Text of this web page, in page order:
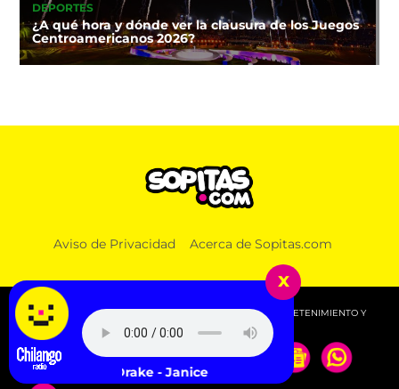
DEPORTES
¿A qué hora y dónde ver la clausura de los Juegos
Centroamericanos 2026?
Aviso de Privacidad Acerca de Sopitas.com
© 2026 SOPITAS.COM - MÚSICA, NOTICIAS, DEPORTES, ENTRETENIMIENTO Y
MÁS!.
x
Drake - Janice STFU